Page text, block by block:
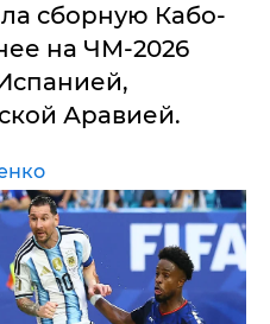
сборную Кабо-
на ЧМ-2026
Аравией.